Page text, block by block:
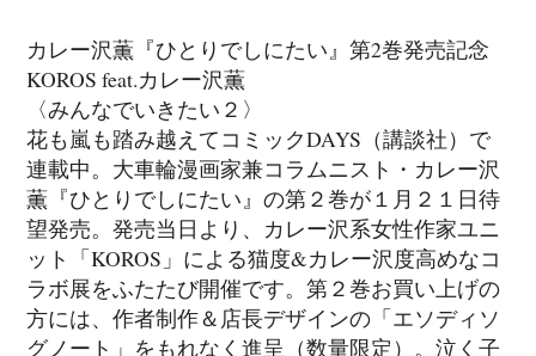
カレー沢薫『ひとりでしにたい』第2巻発売記念
KOROS feat.カレー沢薫
〈みんなでいきたい２〉
花も嵐も踏み越えてコミックDAYS（講談社）で
連載中。大車輪漫画家兼コラムニスト・カレー沢
薫『ひとりでしにたい』の第２巻が１月２１日待
望発売。発売当日より、カレー沢系女性作家ユニ
ット「KOROS」による猫度&カレー沢度高めなコ
ラボ展をふたたび開催です。第２巻お買い上げの
方には、作者制作＆店長デザインの「エソディソ
グノート」をもれなく進呈（数量限定）。泣く子